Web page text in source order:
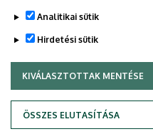
Adatvédelem
Analitikai sütik
Hirdetési sütik
KIVÁLASZTOTTAK MENTÉSE
ÖSSZES ELUTASÍTÁSA
WITHDRAW CONSENT